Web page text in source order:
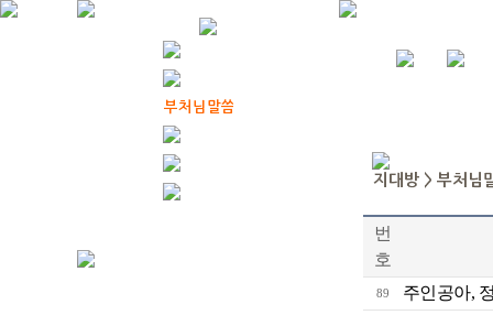
번
호
89 주인공아,